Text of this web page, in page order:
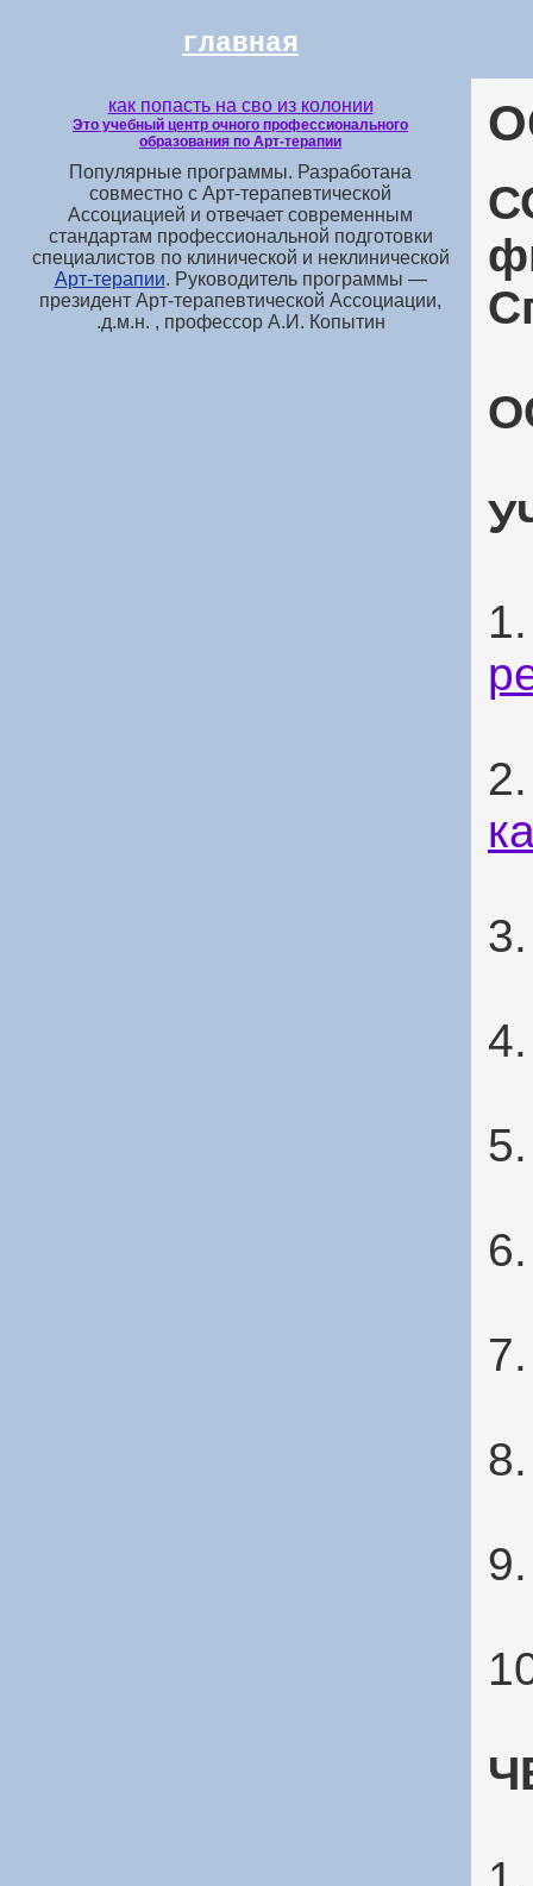
главная
как попасть на сво из колонии
Это учебный центр очного профессионального
образования по Арт-терапии
Популярные программы. Разработана
совместно с Арт-терапевтической
Ассоциацией и отвечает современным
стандартам профессиональной подготовки
специалистов по клинической и неклинической
Арт-терапии. Руководитель программы —
президент Арт-терапевтической Ассоциации,
д.м.н. , профессор А.И. Копытин.